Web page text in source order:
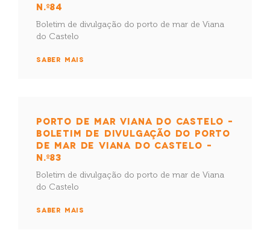
N.º84
Boletim de divulgação do porto de mar de Viana
do Castelo
SABER MAIS
PORTO DE MAR VIANA DO CASTELO –
BOLETIM DE DIVULGAÇÃO DO PORTO
DE MAR DE VIANA DO CASTELO –
N.º83
Boletim de divulgação do porto de mar de Viana
do Castelo
SABER MAIS